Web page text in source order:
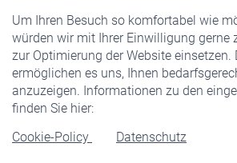
Um Ihren Besuch so komfortabel wie
würden wir mit Ihrer Einwilligung gerne
zur Optimierung der Website einsetzen.
ermöglichen es uns, Ihnen
anzuzeigen. Informationen zu den
finden Sie hier:
Cookie-Policy
Datenschutz
Staatliche Förderung
Veranstaltungen
Rentner
Rentenbeginn
Rente beantragen